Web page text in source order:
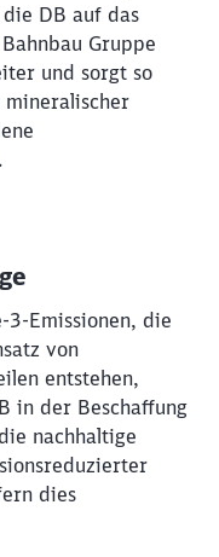
DB auf das
Gruppe
und sorgt so
3-Emissionen, die
von
entstehen,
in der Beschaffung
nachhaltige
dies